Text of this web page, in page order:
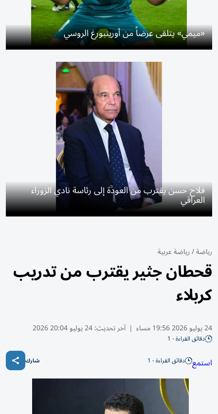
«ميمي» يتلقى عرضاً من أورينبورغ الروسي
فلاح حسن يقترب من العودة إلى رئاسة نادي الزوراء
العراقي
رياضة/رياضة عربية
قحطان جثير يقترب من تدريب
كربلاء
24 يوليو 2026 19:56 مساء | آخر تحديث:24 يوليو 20:04 2026
دقائق القراءة - 1
استمع دقائق القراءة - 1 شارك